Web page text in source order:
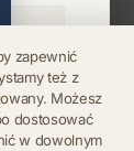
zapewnić
też z
Możesz
dostosować
w dowolnym